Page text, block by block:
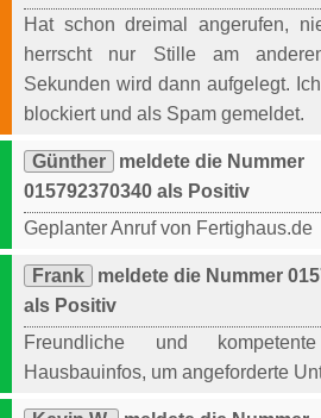
Hat schon dreimal angerufen,
herrscht nur Stille am
Sekunden wird dann aufgelegt.
blockiert und als Spam gemeldet.
Günther
meldete die Nummer
015792370340 als Positiv
Geplanter Anruf von Fertighaus.de
Frank
meldete die Nummer
als Positiv
Freundliche und
Hausbauinfos, um angeforderte